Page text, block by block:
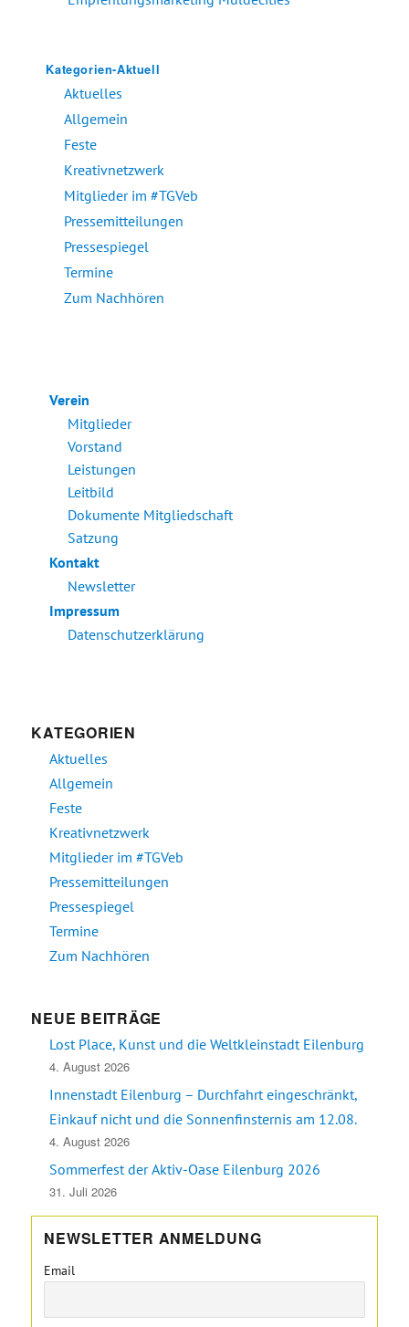
Kategorien-Aktuell
Aktuelles
Allgemein
Feste
Kreativnetzwerk
Mitglieder im #TGVeb
Pressemitteilungen
Pressespiegel
Termine
Zum Nachhören
Verein
Mitglieder
Vorstand
Leistungen
Leitbild
Dokumente Mitgliedschaft
Satzung
Kontakt
Newsletter
Impressum
Datenschutzerklärung
KATEGORIEN
Aktuelles
Allgemein
Feste
Kreativnetzwerk
Mitglieder im #TGVeb
Pressemitteilungen
Pressespiegel
Termine
Zum Nachhören
NEUE BEITRÄGE
Lost Place, Kunst und die Weltkleinstadt Eilenburg
4. August 2026
Innenstadt Eilenburg – Durchfahrt eingeschränkt,
Einkauf nicht und die Sonnenfinsternis am 12.08.
4. August 2026
Sommerfest der Aktiv-Oase Eilenburg 2026
31. Juli 2026
NEWSLETTER ANMELDUNG
Email